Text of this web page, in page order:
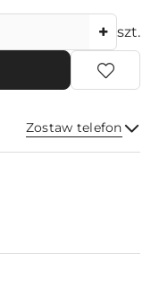
szt.
Zostaw telefon